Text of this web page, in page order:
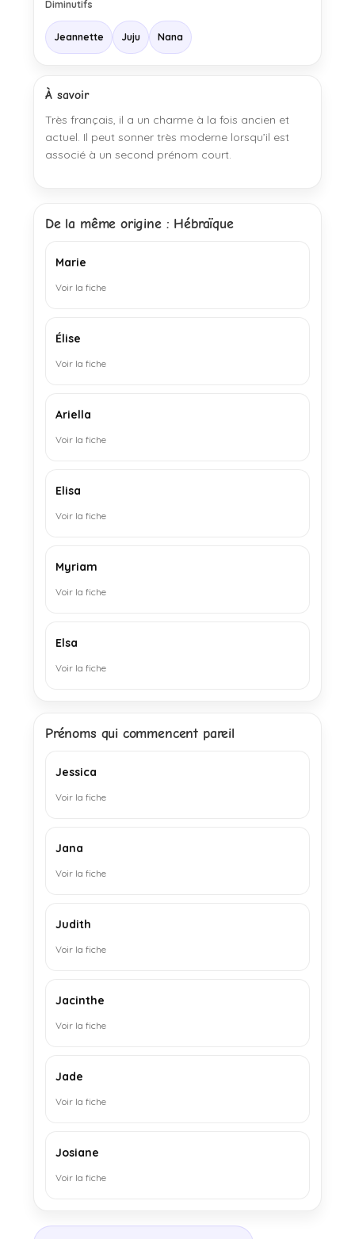
Diminutifs
Jeannette Juju Nana
À savoir
Très français, il a un charme à la fois ancien et
actuel. Il peut sonner très moderne lorsqu’il est
associé à un second prénom court.
De la même origine : Hébraïque
Marie
Voir la fiche
Élise
Voir la fiche
Ariella
Voir la fiche
Elisa
Voir la fiche
Myriam
Voir la fiche
Elsa
Voir la fiche
Prénoms qui commencent pareil
Jessica
Voir la fiche
Jana
Voir la fiche
Judith
Voir la fiche
Jacinthe
Voir la fiche
Jade
Voir la fiche
Josiane
Voir la fiche